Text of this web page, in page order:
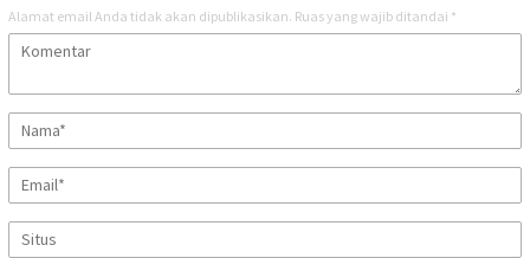
Alamat email Anda tidak akan dipublikasikan. Ruas yang wajib ditandai *